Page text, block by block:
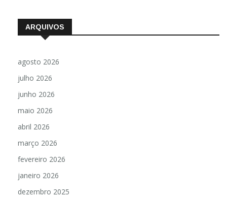
ARQUIVOS
agosto 2026
julho 2026
junho 2026
maio 2026
abril 2026
março 2026
fevereiro 2026
janeiro 2026
dezembro 2025